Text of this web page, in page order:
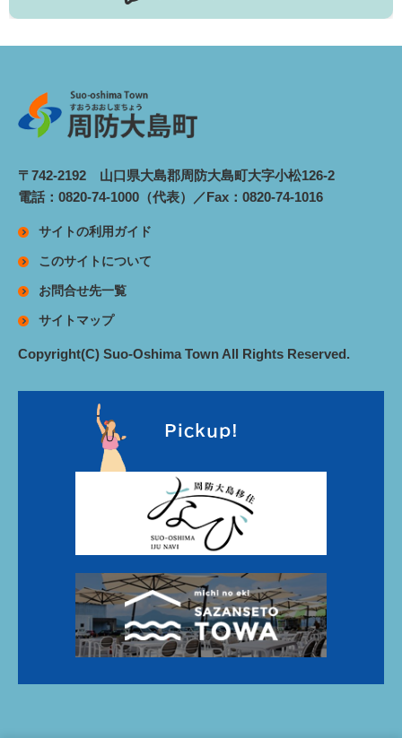
〒742-2192 山口県大島郡周防大島町大字小松126-2
電話：0820-74-1000（代表）／Fax：0820-74-1016
サイトの利用ガイド
このサイトについて
お問合せ先一覧
サイトマップ
Copyright(C) Suo-Oshima Town All Rights Reserved.